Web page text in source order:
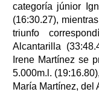
categoría júnior
(16:30.27),
triunfo
Alcantarilla
Irene Martínez se
5.000m.l.
María Martínez, del